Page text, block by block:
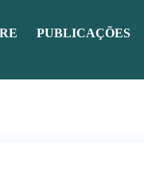
PUBLICAÇÕES